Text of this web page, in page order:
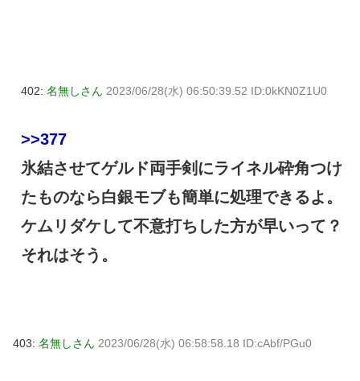
402: 名無しさん 2023/06/28(水) 06:50:39.52 ID:0kKN0Z1U0
>>377
氷結させてゲルド両手剣にライネル砕角つけ
たものなら白銀モブも簡単に処理できるよ。
ケムリダケして不意打ちした方が早いって？
それはそう。
403: 名無しさん 2023/06/28(水) 06:58:58.18 ID:cAbf/PGu0